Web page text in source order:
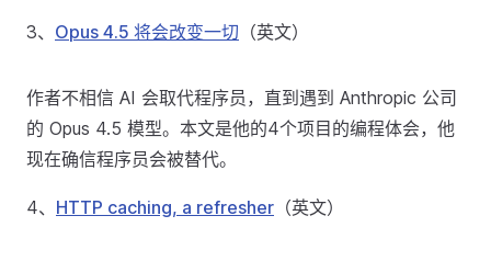
3、 Opus 4.5 将会改变一切 （英文）
作者不相信 AI 会取代程序员，直到遇到 Anthropic 公司
的 Opus 4.5 模型。本文是他的4个项目的编程体会，他
现在确信程序员会被替代。
4、 HTTP caching, a refresher （英文）